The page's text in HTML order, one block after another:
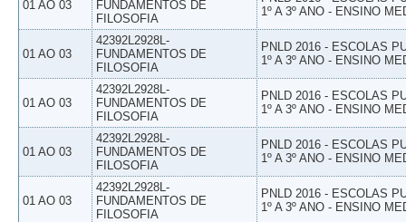
01 AO 03
FUNDAMENTOS DE
FILOSOFIA
1º A 3º ANO - ENSINO
01 AO 03
42392L2928L-
FUNDAMENTOS DE
FILOSOFIA
PNLD 2016 - ESCOLAS
1º A 3º ANO - ENSINO
01 AO 03
42392L2928L-
FUNDAMENTOS DE
FILOSOFIA
PNLD 2016 - ESCOLAS
1º A 3º ANO - ENSINO
01 AO 03
42392L2928L-
FUNDAMENTOS DE
FILOSOFIA
PNLD 2016 - ESCOLAS
1º A 3º ANO - ENSINO
01 AO 03
42392L2928L-
FUNDAMENTOS DE
FILOSOFIA
PNLD 2016 - ESCOLAS
1º A 3º ANO - ENSINO